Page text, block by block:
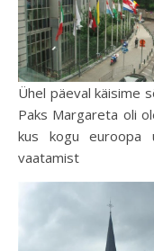
Ühel päeval käisime
Paks Margareta oli
kus kogu euroopa
vaatamist